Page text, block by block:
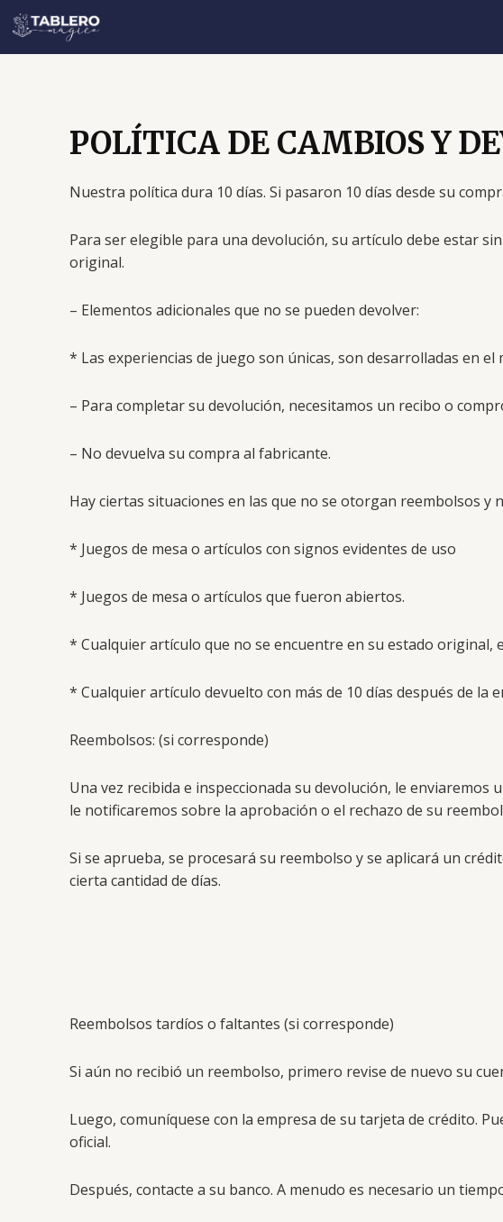
contenido
POLÍTICA DE CAMBIOS Y
Nuestra política dura 10 días. Si pasaron 10 días desde su
Para ser elegible para una devolución, su artículo debe estar
original.
– Elementos adicionales que no se pueden devolver:
* Las experiencias de juego son únicas, son desarrolladas en
– Para completar su devolución, necesitamos un recibo o
– No devuelva su compra al fabricante.
Hay ciertas situaciones en las que no se otorgan reembolsos y
* Juegos de mesa o artículos con signos evidentes de uso
* Juegos de mesa o artículos que fueron abiertos.
* Cualquier artículo que no se encuentre en su estado
* Cualquier artículo devuelto con más de 10 días después de la
Reembolsos: (si corresponde)
Una vez recibida e inspeccionada su devolución, le
le notificaremos sobre la aprobación o el rechazo de su
Si se aprueba, se procesará su reembolso y se aplicará un
cierta cantidad de días.
Reembolsos tardíos o faltantes (si corresponde)
Si aún no recibió un reembolso, primero revise de nuevo su
Luego, comuníquese con la empresa de su tarjeta de crédito.
oficial.
Después, contacte a su banco. A menudo es necesario un